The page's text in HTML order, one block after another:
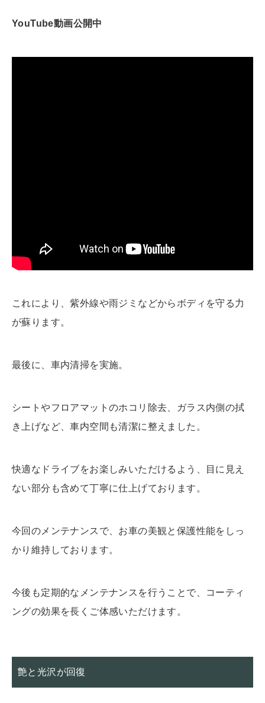
YouTube動画公開中
これにより、紫外線や雨ジミなどからボディを守る力
が蘇ります。
最後に、 車内清掃を実施。
シートやフロアマットのホコリ除去、ガラス内側の拭
き上げなど、車内空間も清潔に整えました。
快適なドライブをお楽しみいただけるよう、目に見え
ない部分も含めて丁寧に仕上げております。
今回のメンテナンスで、お車の美観と保護性能をしっ
かり維持しております。
今後も定期的なメンテナンスを行うことで、コーティ
ングの効果を長くご体感いただけます。
艶と光沢が回復